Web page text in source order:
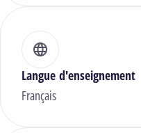
Langue d'enseignement
Français